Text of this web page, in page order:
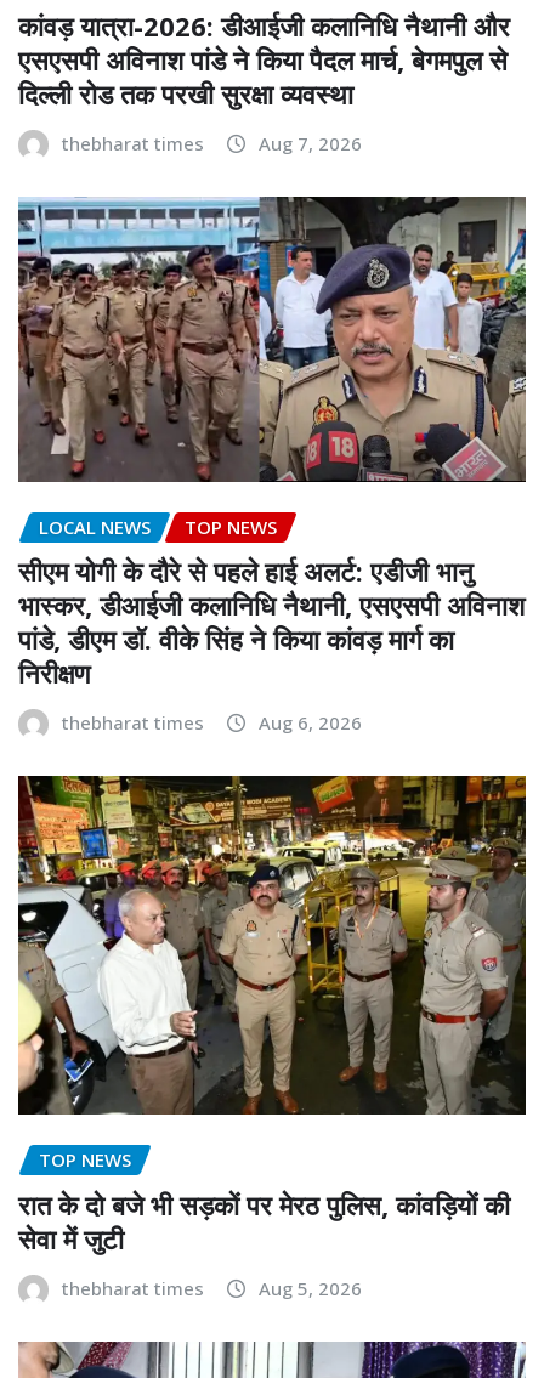
कांवड़ यात्रा-2026: डीआईजी कलानिधि नैथानी और
एसएसपी अविनाश पांडे ने किया पैदल मार्च, बेगमपुल से
दिल्ली रोड तक परखी सुरक्षा व्यवस्था
thebharat times Aug 7, 2026
LOCAL NEWS TOP NEWS
सीएम योगी के दौरे से पहले हाई अलर्ट: एडीजी भानु
भास्कर, डीआईजी कलानिधि नैथानी, एसएसपी अविनाश
पांडे, डीएम डॉ. वीके सिंह ने किया कांवड़ मार्ग का
निरीक्षण
thebharat times Aug 6, 2026
TOP NEWS
रात के दो बजे भी सड़कों पर मेरठ पुलिस, कांवड़ियों की
सेवा में जुटी
thebharat times Aug 5, 2026